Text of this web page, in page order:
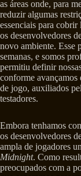
as áreas onde, para
reduzir algumas
essenciais para
os desenvolvedores
novo ambiente. Esse
semanas, e somos
permitiu definir
conforme avançamos
de jogo, auxiliados
testadores.
Embora tenhamos
os desenvolvedores
ampla de jogadores
Midnight. Como
preocupados com a